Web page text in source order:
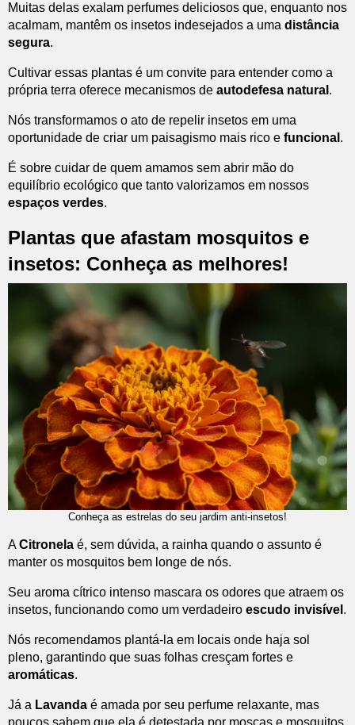
Muitas delas exalam perfumes deliciosos que, enquanto nos
acalmam, mantêm os insetos indesejados a uma distância
segura.
Cultivar essas plantas é um convite para entender como a
própria terra oferece mecanismos de autodefesa natural .
Nós transformamos o ato de repelir insetos em uma
oportunidade de criar um paisagismo mais rico e funcional .
É sobre cuidar de quem amamos sem abrir mão do
equilíbrio ecológico que tanto valorizamos em nossos
espaços verdes.
Plantas que afastam mosquitos e
insetos: Conheça as melhores!
Conheça as estrelas do seu jardim anti-insetos!
ACitronela é, sem dúvida, a rainha quando o assunto é
manter os mosquitos bem longe de nós.
Seu aroma cítrico intenso mascara os odores que atraem os
insetos, funcionando como um verdadeiro escudo invisível .
Nós recomendamos plantá-la em locais onde haja sol
pleno, garantindo que suas folhas cresçam fortes e
aromáticas.
Já a Lavanda é amada por seu perfume relaxante, mas
poucos sabem que ela é detestada por moscas e mosquitos.